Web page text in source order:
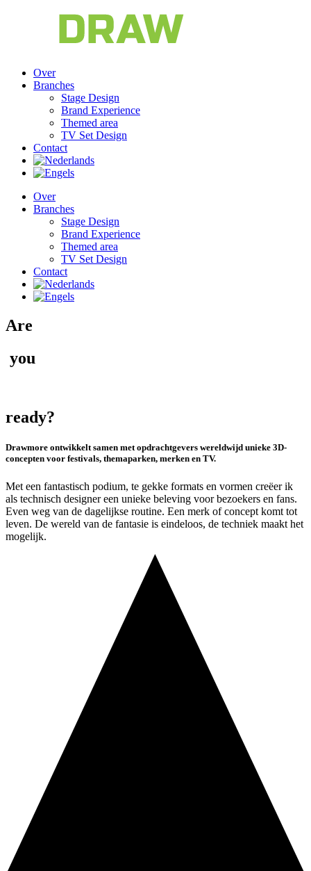
Over
Branches
Stage Design
Brand Experience
Themed area
TV Set Design
Contact
Over
Branches
Stage Design
Brand Experience
Themed area
TV Set Design
Contact
Are
you
ready?
Drawmore ontwikkelt samen met opdrachtgevers wereldwijd unieke 3D-
concepten voor festivals, themaparken, merken en TV.
Met een fantastisch podium, te gekke formats en vormen creëer ik
als technisch designer een unieke beleving voor bezoekers en fans.
Even weg van de dagelijkse routine. Een merk of concept komt tot
leven. De wereld van de fantasie is eindeloos, de techniek maakt het
mogelijk.